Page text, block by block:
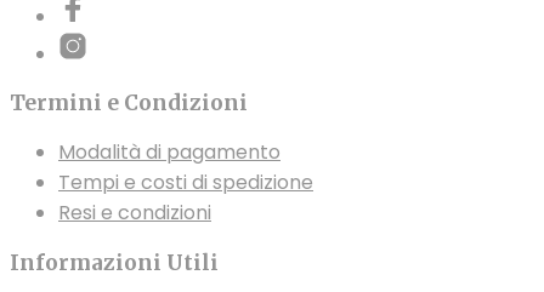
opzioni
possono
scelte
pagina
del
prodotto
Termini e Condizioni
Modalità di pagamento
Tempi e costi di spedizione
Resi e condizioni
Informazioni Utili